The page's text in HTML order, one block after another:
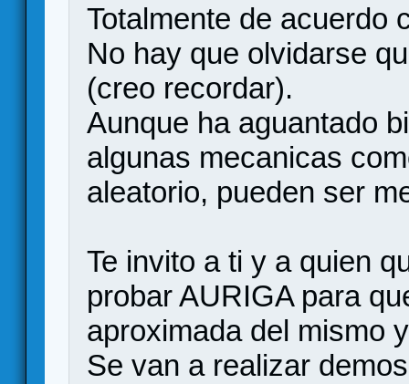
Totalmente de acuerdo
No hay que olvidarse
(creo recordar).
Aunque ha aguantado
algunas mecanicas
aleatorio, pueden ser
Te invito a ti y a quien
probar AURIGA para
aproximada del mismo
Se van a realizar